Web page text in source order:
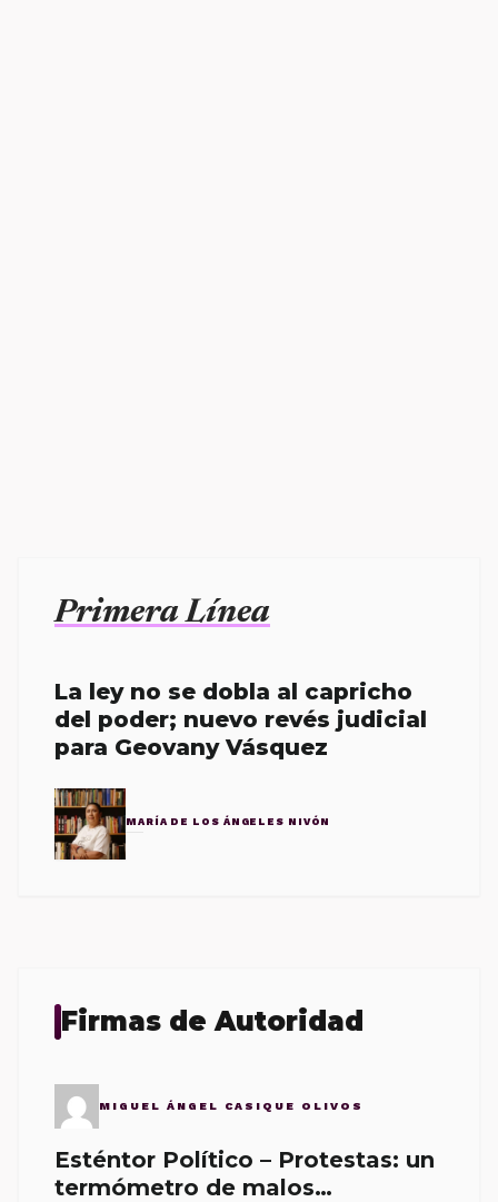
Primera Línea
La ley no se dobla al capricho
del poder; nuevo revés judicial
para Geovany Vásquez
MARÍA DE LOS ÁNGELES NIVÓN
Firmas de Autoridad
MIGUEL ÁNGEL CASIQUE OLIVOS
Esténtor Político – Protestas: un
termómetro de malos